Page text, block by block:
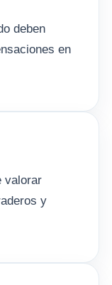
deben
en
valorar
y